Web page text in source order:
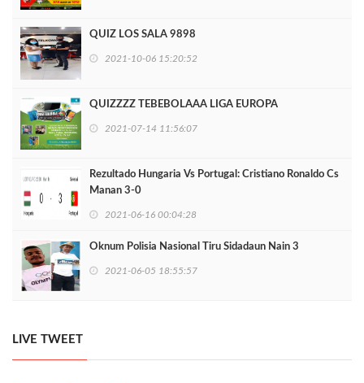
QUIZ LOS SALA 9898
2021-10-06 15:20:52
QUIZZZZ TEBEBOLAAA LIGA EUROPA
2021-07-14 11:56:07
Rezultado Hungaria Vs Portugal: Cristiano Ronaldo Cs
Manan 3-0
2021-06-16 00:04:28
Oknum Polisia Nasional Tiru Sidadaun Nain 3
2021-06-05 18:55:57
LIVE TWEET